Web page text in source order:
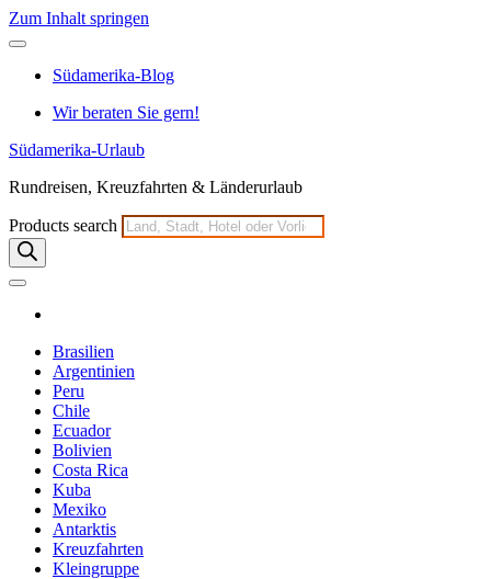
Zum Inhalt springen
Südamerika-Blog
Wir beraten Sie gern!
Südamerika-Urlaub
Rundreisen, Kreuzfahrten & Länderurlaub
Products search
Brasilien
Argentinien
Peru
Chile
Ecuador
Bolivien
Costa Rica
Kuba
Mexiko
Antarktis
Kreuzfahrten
Kleingruppe